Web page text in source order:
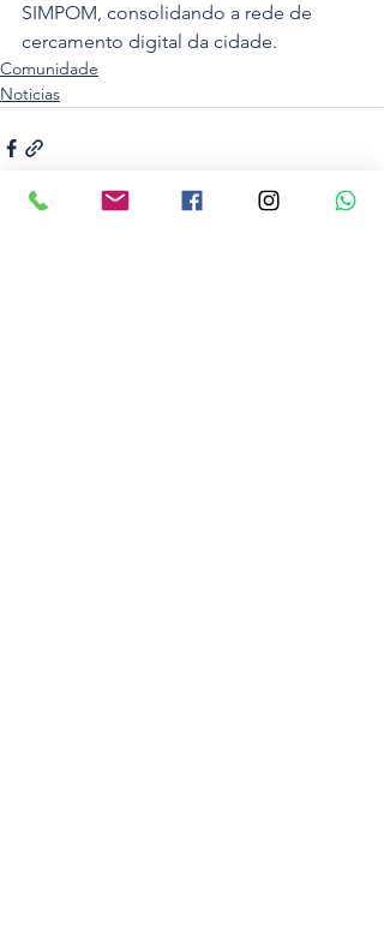
SIMPOM, consolidando a rede de
cercamento digital da cidade.
Comunidade
Noticias